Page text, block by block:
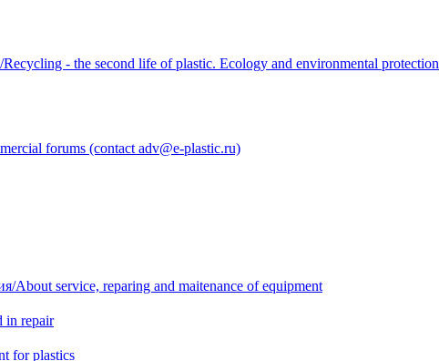
- the second life of plastic. Ecology and environmental protection
forums (contact adv@e-plastic.ru)
About service, reparing and maitenance of equipment
in repair
for plastics